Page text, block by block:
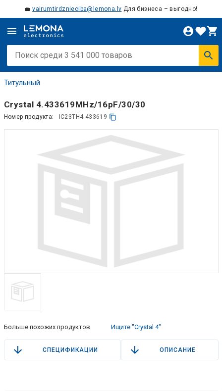
💼vairumtirdznieciba@lemona.lv Для бизнеса – выгодно!
Титульный
Crystal 4.433619MHz/16pF/30/30
Номер продукта: IC23TH4.433619
Больше похожих продуктов Ищите "Crystal 4"
СПЕЦИФИКАЦИИ ОПИСАНИЕ